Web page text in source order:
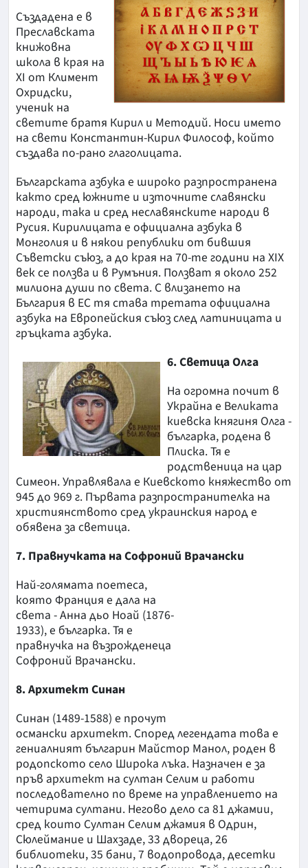
Създадена е в
Преславската
книжовна
школа в края на
ХІ от Климент
Охридски,
ученик на
светите братя Кирил и Методий. Носи името
на свети Константин-Кирил Философ, който
създава по-рано глаголицата.
Българската азбука е широко разпространена
както сред южните и източните славянски
народи, така и сред неславянските народи в
Русия. Кирилицата е официална азбука в
Монголия и в някои републики от бившия
Съветски съюз, а до края на 70-те години на ХIХ
век се ползва и в Румъния. Ползват я около 252
милиона души по света. С влизането на
България в ЕС тя става третата официална
азбука на Европейския съюз след латиницата и
гръцката азбука.
6. Светица Олга
На огромна почит в
Украйна е Великата
киевска княгиня Олга -
българка, родена в
Плиска. Тя е
родственица на цар
Симеон. Управлявала е Киевското княжество от
945 до 969 г. Първата разпространителка на
християнството сред украинския народ е
обявена за светица.
7. Правнучката на Софроний Врачански
Най-голямата поетеса,
която Франция е дала на
света - Анна дьо Ноай (1876-
1933), е българка. Тя е
правнучка на възрожденеца
Софроний Врачански.
8. Архитект Синан
Синан (1489-1588) е прочут
османски архитект. Според легендата това е
гениалният българин Майстор Манол, роден в
родопското село Широка лъка. Назначен е за
пръв архитект на султан Селим и работи
последователно по време на управлението на
четирима султани. Негово дело са 81 джамии,
сред които Султан Селим джамия в Одрин,
Сюлеймание и Шахзаде, 33 двореца, 26
библиотеки, 35 бани, 7 водопровода, десетки